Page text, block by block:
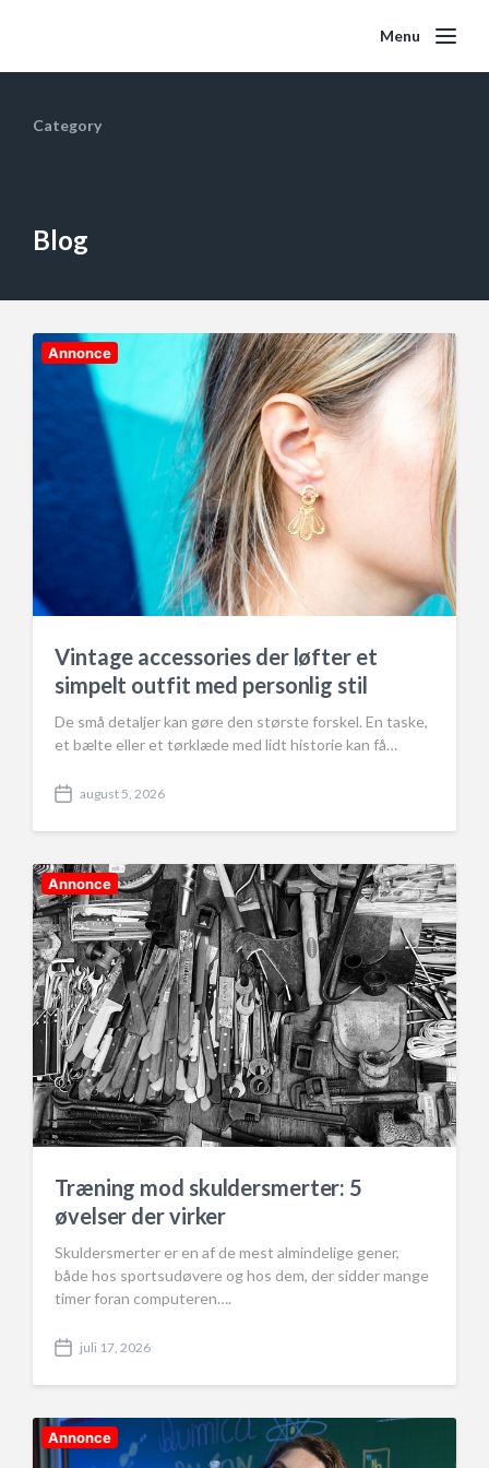
Menu
Category
Blog
Annonce
Vintage accessories der løfter et
simpelt outfit med personlig stil
De små detaljer kan gøre den største forskel. En taske,
et bælte eller et tørklæde med lidt historie kan få…
P
t
d
a
t
e
august 5, 2026
Annonce
Træning mod skuldersmerter: 5
øvelser der virker
Skuldersmerter er en af de mest almindelige gener,
både hos sportsudøvere og hos dem, der sidder mange
timer foran computeren….
P
t
d
juli 17, 2026
Annonce